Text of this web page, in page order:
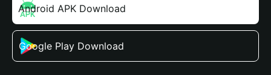
Android APK Download
Google Play Download